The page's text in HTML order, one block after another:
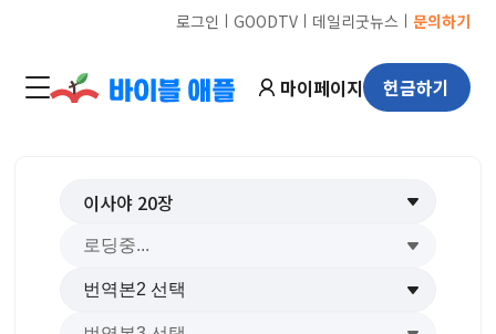
로그인 ㅣ GOODTVㅣ 데일리굿뉴스 ㅣ 문의하기
마이페이지 헌금하기
이사야 20장